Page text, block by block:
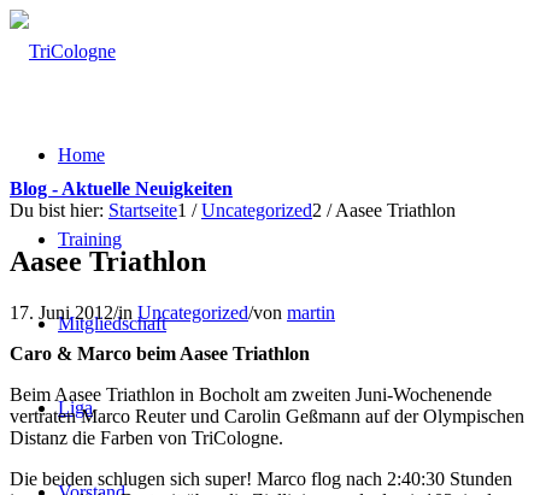
Home
Training
Mitgliedschaft
Liga
Blog - Aktuelle Neuigkeiten
Du bist hier: Startseite1 / Uncategorized2 / Aasee Triathlon
Aasee Triathlon
17. Juni 2012/in Uncategorized/von martin
Caro & Marco beim Aasee Triathlon
Beim Aasee Triathlon in Bocholt am zweiten Juni-Wochenende
vertraten Marco Reuter und Carolin Geßmann auf der Olympischen
Distanz die Farben von TriCologne.
Die beiden schlugen sich super! Marco flog nach 2:40:30 Stunden